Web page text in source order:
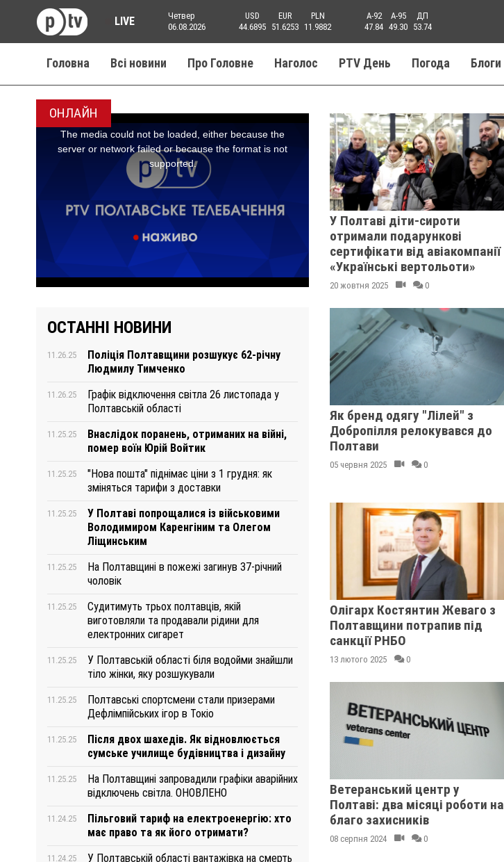
LIVE
Четвер
06.08.2026
USD
44.6895
EUR
51.6253
PLN
11.9882
A-92
47.84
A-95
49.30
ДП
53.74
Головна Всі новини Про Головне Наголос PTV День Погода Блоги
ОНЛАЙН
ОСТАННІ НОВИНИ
11.26.25
Поліція Полтавщини розшукує 62-річну
Людмилу Тимченко
11.26.25
Графік відключення світла 26 листопада у
Полтавській області
11.25.25
Внаслідок поранень, отриманих на війні,
помер воїн Юрій Войтик
11.25.25
"Нова пошта" піднімає ціни з 1 грудня: як
зміняться тарифи з доставки
11.25.25
У Полтаві попрощалися із військовими
Володимиром Каренгіним та Олегом
Ліщинським
11.25.25
На Полтавщині в пожежі загинув 37-річний
чоловік
11.25.25
Судитимуть трьох полтавців, якій
виготовляли та продавали рідини для
електронних сигарет
11.25.25
У Полтавській області біля водойми знайшли
тіло жінки, яку розшукували
11.25.25
Полтавські спортсмени стали призерами
Дефлімпійських ігор в Токіо
11.25.25
Після двох шахедів. Як відновлюється
сумське училище будівництва і дизайну
11.25.25
На Полтавщині запровадили графіки аварійних
відключень світла. ОНОВЛЕНО
11.24.25
Пільговий тариф на електроенергію: хто
має право та як його отримати?
11.24.25
У Полтавській області вантажівка на смерть
У Полтаві діти-сироти
отримали подарункові
сертифікати від авіакомпанії
«Українські вертольоти»
20 жовтня 2025 0
Як бренд одягу "Лілей" з
Добропілля релокувався до
Полтави
05 червня 2025 0
Олігарх Костянтин Жеваго з
Полтавщини потрапив під
санкції РНБО
13 лютого 2025 0
Ветеранський центр у
Полтаві: два місяці роботи на
благо захисників
08 серпня 2024 0